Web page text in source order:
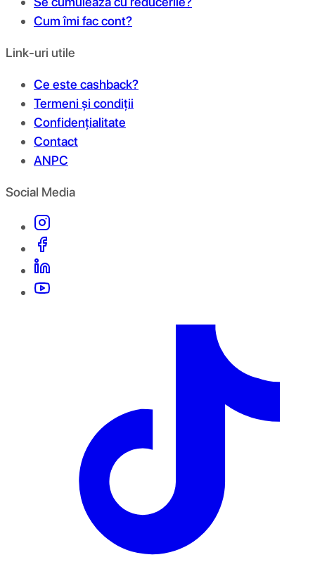
Cum îmi fac cont?
Link-uri utile
Ce este cashback?
Termeni și condiții
Confidențialitate
Contact
ANPC
Social Media